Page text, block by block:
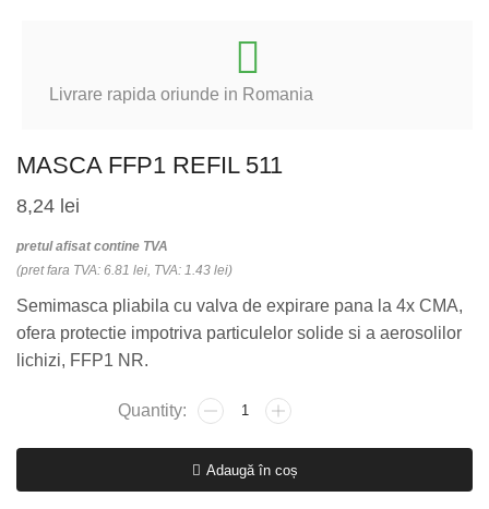
Livrare rapida oriunde in Romania
MASCA FFP1 REFIL 511
8,24 lei
pretul afisat contine TVA
(pret fara TVA: 6.81 lei, TVA: 1.43 lei)
Semimasca pliabila cu valva de expirare pana la 4x CMA,
ofera protectie impotriva particulelor solide si a aerosolilor
lichizi, FFP1 NR.
Cantitate
REFIL
Adaugă în coș